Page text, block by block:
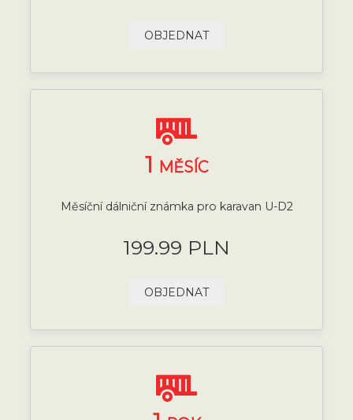
OBJEDNAT
1 MĚSÍC
Měsíční dálniční známka pro karavan U-D2
199.99 PLN
OBJEDNAT